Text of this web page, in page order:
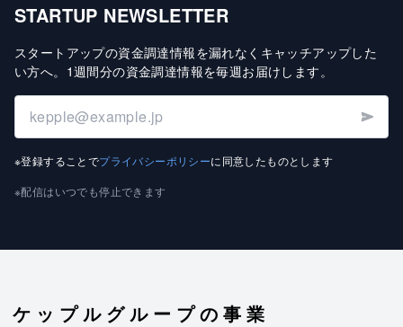
STARTUP NEWSLETTER
スタートアップの資金調達情報を漏れなくキャッチアップした
い方へ。 1週間分の資金調達情報を毎週お届けします 。
※登録することでプライバシーポリシーに同意したものとします
※配信はいつでも停止できます
ケップルグループの事業